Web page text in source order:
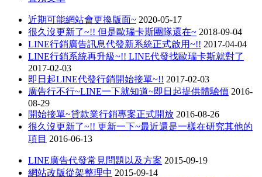
近期可能網站會更換版面~ 2020-05-17
很久沒更新了~!! 但是歐瑞卡斯團隊還在~ 2018-09-04
LINE行銷廣告訊息代發新系統正式啟用~!! 2017-04-04
LINE行銷系統再升級~!! LINE代發找歐瑞卡斯就對了
2017-02-03
即日起LINE代發行銷開始接單~!! 2017-02-03
廣告行不行~LINE一下就知道~即日起提供體驗價 2016-
08-29
開始接單~貸款業行銷專案正式開放 2016-08-26
很久沒更新了~!! 更新一下~最近還是一樣在研究其他的
項目 2016-06-13
LINE廣告代發常見問題以及方案 2015-09-19
網站改版從架整理中 2015-09-14